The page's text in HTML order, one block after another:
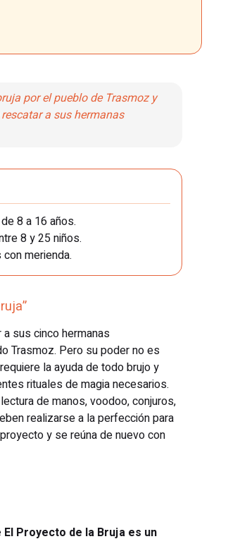
por el pueblo de Trasmoz y
a sus hermanas
8 a 16 años.
8 y 25 niños.
merienda.
sus cinco hermanas
Trasmoz. Pero su poder no es
la ayuda de todo brujo y
rituales de magia necesarios.
de manos, voodoo, conjuros,
realizarse a la perfección para
y se reúna de nuevo con
El Proyecto de la Bruja es un